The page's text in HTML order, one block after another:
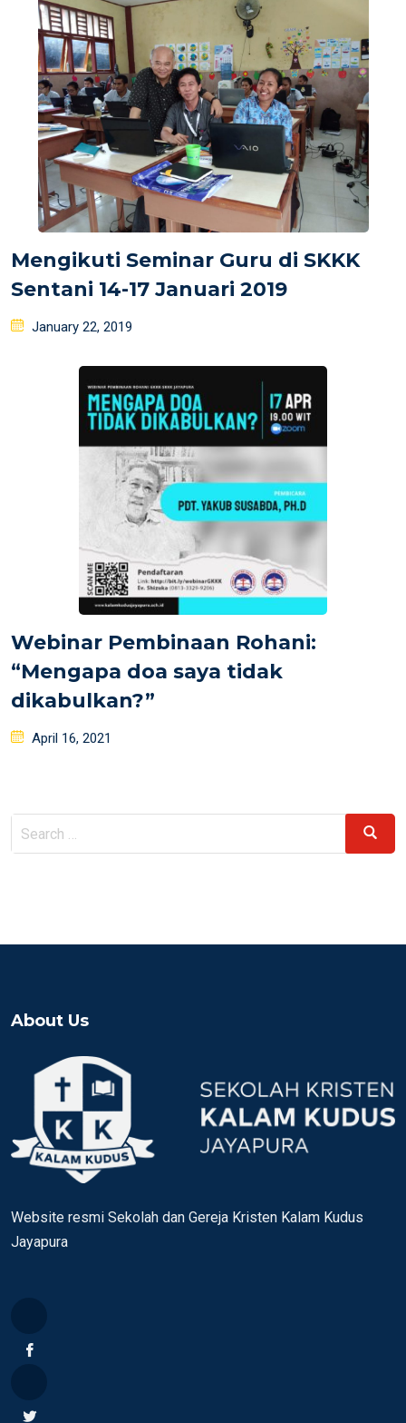
Mengikuti Seminar Guru di SKKK
Sentani 14-17 Januari 2019
Posted
January 22, 2019
Webinar Pembinaan Rohani:
“Mengapa doa saya tidak
dikabulkan?”
Posted
April 16, 2021
Search
for:
Search
About Us
Website resmi Sekolah dan Gereja Kristen Kalam Kudus
Jayapura